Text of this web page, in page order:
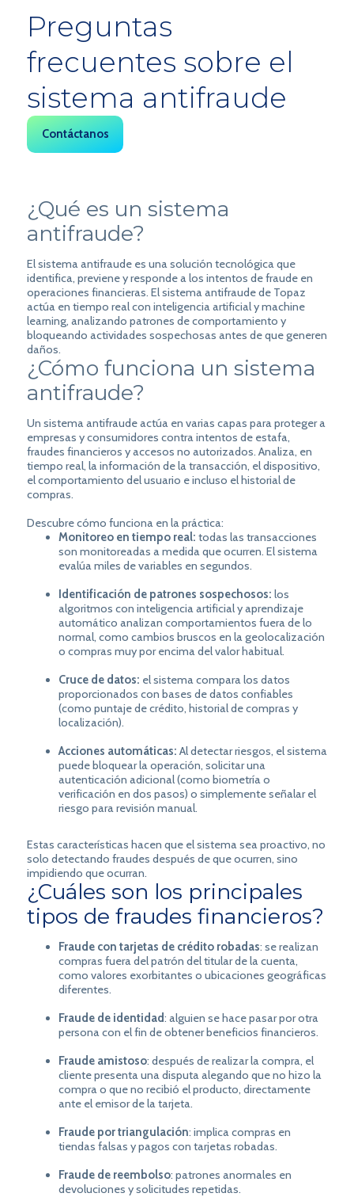
Preguntas
frecuentes sobre el
sistema antifraude
Contáctanos
¿Qué es un sistema
antifraude?
El sistema antifraude es una solución tecnológica que
identifica, previene y responde a los intentos de fraude en
operaciones financieras. El sistema antifraude de Topaz
actúa en tiempo real con inteligencia artificial y machine
learning, analizando patrones de comportamiento y
bloqueando actividades sospechosas antes de que generen
daños.
¿Cómo funciona un sistema
antifraude?
Un sistema antifraude actúa en varias capas para proteger a
empresas y consumidores contra intentos de estafa,
fraudes financieros y accesos no autorizados. Analiza, en
tiempo real, la información de la transacción, el dispositivo,
el comportamiento del usuario e incluso el historial de
compras.
Descubre cómo funciona en la práctica:
Monitoreo en tiempo real: todas las transacciones
son monitoreadas a medida que ocurren. El sistema
evalúa miles de variables en segundos.
Identificación de patrones sospechosos: los
algoritmos con inteligencia artificial y aprendizaje
automático analizan comportamientos fuera de lo
normal, como cambios bruscos en la geolocalización
o compras muy por encima del valor habitual.
Cruce de datos: el sistema compara los datos
proporcionados con bases de datos confiables
(como puntaje de crédito, historial de compras y
localización).
Acciones automáticas: Al detectar riesgos, el sistema
puede bloquear la operación, solicitar una
autenticación adicional (como biometría o
verificación en dos pasos) o simplemente señalar el
riesgo para revisión manual.
Estas características hacen que el sistema sea proactivo, no
solo detectando fraudes después de que ocurren, sino
impidiendo que ocurran.
¿Cuáles son los principales
tipos de fraudes financieros?
Fraude con tarjetas de crédito robadas: se realizan
compras fuera del patrón del titular de la cuenta,
como valores exorbitantes o ubicaciones geográficas
diferentes.
Fraude de identidad: alguien se hace pasar por otra
persona con el fin de obtener beneficios financieros.
Fraude amistoso: después de realizar la compra, el
cliente presenta una disputa alegando que no hizo la
compra o que no recibió el producto, directamente
ante el emisor de la tarjeta.
Fraude por triangulación: implica compras en
tiendas falsas y pagos con tarjetas robadas.
Fraude de reembolso: patrones anormales en
devoluciones y solicitudes repetidas.